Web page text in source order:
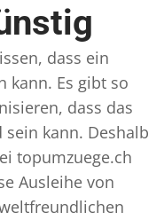
dass ein
kann. Es gibt so
dass das
kann. Deshalb
topumzuege.ch
Ausleihe von